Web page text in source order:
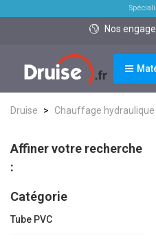
Nos
Druise > Chauffage
Affiner votre recherche
:
Catégorie
Tube PVC